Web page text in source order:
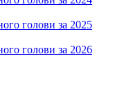
голови за 2025
голови за 2026